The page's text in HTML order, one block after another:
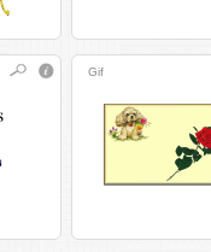
Gif